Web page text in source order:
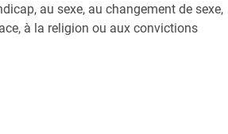
au sexe, au changement de sexe,
à la religion ou aux convictions